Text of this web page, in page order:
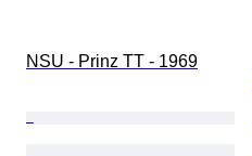
NSU - Prinz TT - 1969